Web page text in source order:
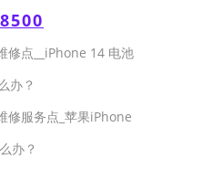
修点__iPhone 14 电池
办？
修服务点_苹果iPhone
办？